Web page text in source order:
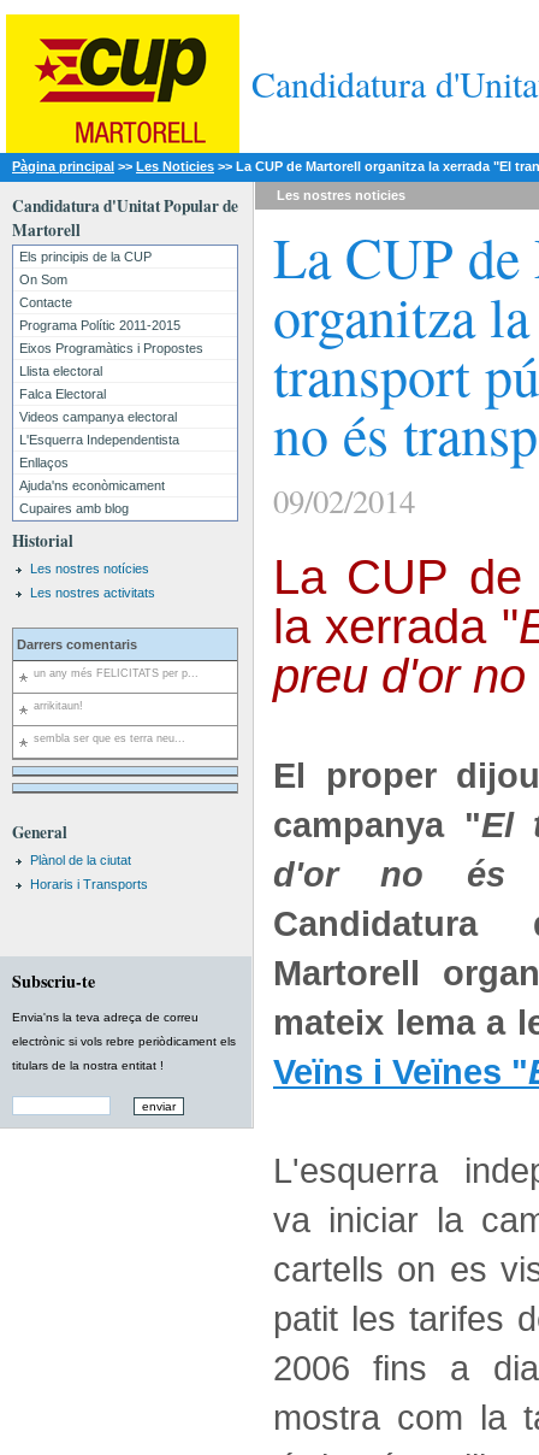
Candidatura
Pàgina principal >> Les Noticies >> La CUP de Martorell organitza la xerrada "El
Candidatura d'Unitat Popular de
Martorell
Els principis de la CUP
On Som
Contacte
Programa Polític 2011-2015
Eixos Programàtics i Propostes
Llista electoral
Falca Electoral
Videos campanya electoral
L'Esquerra Independentista
Enllaços
Ajuda'ns econòmicament
Cupaires amb blog
Historial
Les nostres notícies
Les nostres activitats
Darrers comentaris
un any més FELICITATS per p...
arrikitaun!
sembla ser que es terra neu...
General
Plànol de la ciutat
Horaris i Transports
Subscriu-te
Envia'ns la teva adreça de correu
electrònic si vols rebre periòdicament els
titulars de la nostra entitat !
Les nostres noticies
La CUP
organitza
transport
no és
09/02/2014
La CUP de
la xerrada "
preu d'or
El proper
campanya "El
d'or no és
Martorell
mateix lema a
Veïns i Veïnes "
L'esquerra
va iniciar la
cartells on es
patit les tarifes
2006 fins a
mostra com la